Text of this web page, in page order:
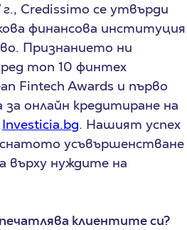
Credissimo се утвърди
финансова институция
Признанието ни
топ 10 финтех
Fintech Awards и първо
онлайн кредитиране на
Investicia.bg. Нашият успех
усъвършенстване
върху нуждите на
клиентите си?